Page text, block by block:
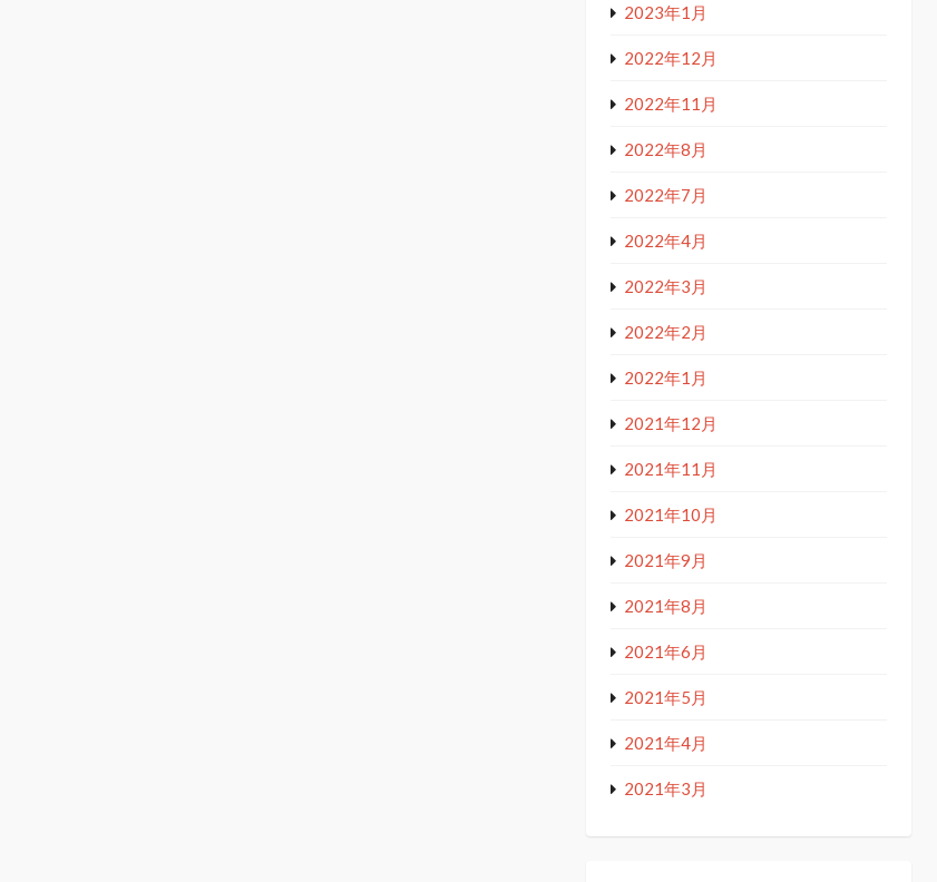
2023年1月
2022年12月
2022年11月
2022年8月
2022年7月
2022年4月
2022年3月
2022年2月
2022年1月
2021年12月
2021年11月
2021年10月
2021年9月
2021年8月
2021年6月
2021年5月
2021年4月
2021年3月